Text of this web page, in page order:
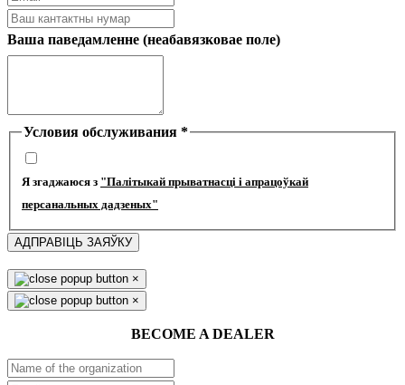
Ваша паведамленне (неабавязковае поле)
Условия обслуживания *
Я згаджаюся з "Палітыкай прыватнасці і апрацоўкай
персанальных дадзеных"
АДПРАВІЦЬ ЗАЯЎКУ
×
×
BECOME A DEALER